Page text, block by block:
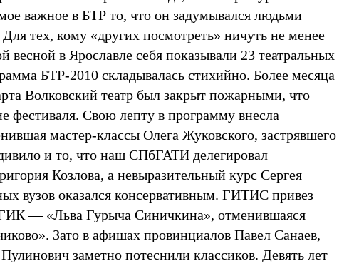
важное в БТР то, что он задумывался людьми
тех, кому «других посмотреть» ничуть не менее
весной в Ярославле себя показывали 23 театральных
БТР-2010 складывалась стихийно. Более месяца
Волковский театр был закрыт пожарными, что
фестиваля. Свою лепту в программу внесла
мастер-классы Олега Жуковского, застрявшего
и то, что наш СПбГАТИ делегировал
Козлова, а невыразительный курс Сергея
вузов оказался консервативным. ГИТИС привез
— «Льва Гурыча Синичкина», отменившаяся
Зато в афишах провинциалов Павел Санаев,
заметно потеснили классиков. Девять лет